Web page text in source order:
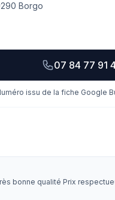
Borgo
07 84 77 91
issu de la fiche Google
bonne qualité Prix